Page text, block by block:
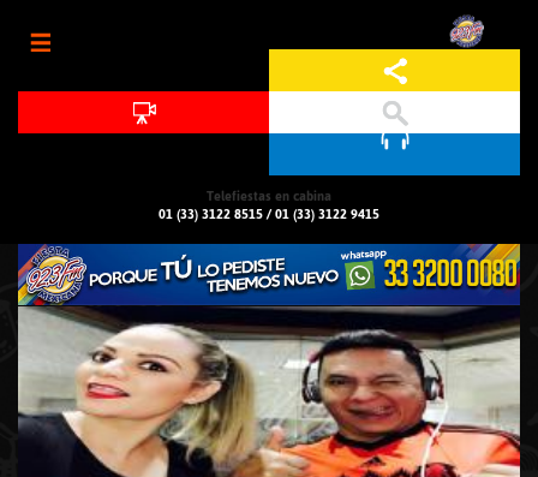
Telefiestas en cabina
01 (33) 3122 8515 /01 (33) 3122 9415